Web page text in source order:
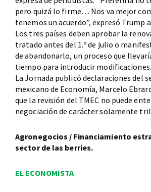
pero quizá lo firme… Nos va mejor
tenemos un acuerdo”, expresó Trump
Los tres países deben aprobar la
tratado antes del 1.º de julio o
de abandonarlo, un proceso que
tiempo para introducir
La Jornada publicó declaraciones del
mexicano de Economía, Marcelo
que la revisión del TMEC no puede
negociación de carácter solamente
Agronegocios / Financiamiento
sector de las berries.
EL ECONOMISTA